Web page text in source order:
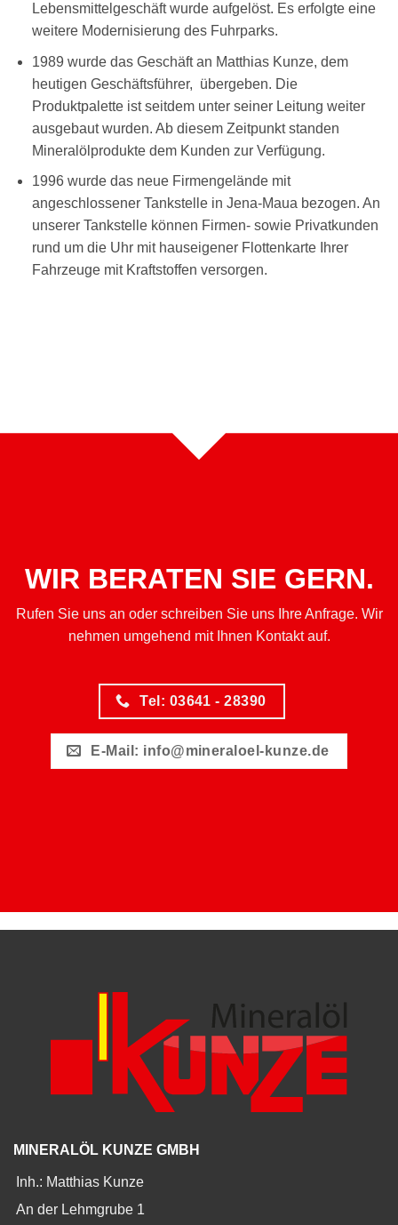
Lebensmittelgeschäft wurde aufgelöst. Es erfolgte eine
weitere Modernisierung des Fuhrparks.
1989 wurde das Geschäft an Matthias Kunze, dem
heutigen Geschäftsführer, übergeben. Die
Produktpalette ist seitdem unter seiner Leitung weiter
ausgebaut wurden. Ab diesem Zeitpunkt standen
Mineralölprodukte dem Kunden zur Verfügung.
1996 wurde das neue Firmengelände mit
angeschlossener Tankstelle in Jena-Maua bezogen. An
unserer Tankstelle können Firmen- sowie Privatkunden
rund um die Uhr mit hauseigener Flottenkarte Ihrer
Fahrzeuge mit Kraftstoffen versorgen.
WIR BERATEN SIE GERN.
Rufen Sie uns an oder schreiben Sie uns Ihre Anfrage. Wir
nehmen umgehend mit Ihnen Kontakt auf.
Tel: 03641 - 28390
E-Mail: info@mineraloel-kunze.de
MINERALÖL KUNZE GMBH
Inh.: Matthias Kunze
An der Lehmgrube 1